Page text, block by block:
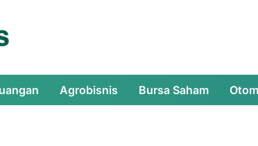
Agrobisnis Bursa Saham